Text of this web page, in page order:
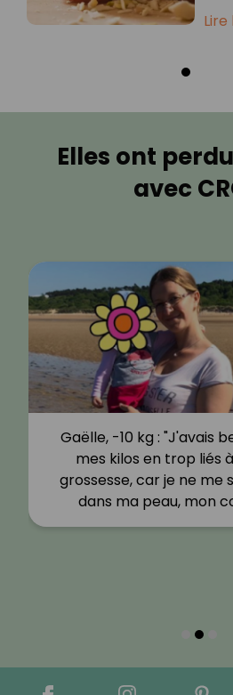
Lire
Elles ont
avec
Gaëlle, -10 kg : "J'avais
mes kilos en trop liés
grossesse, car je ne me
dans ma peau, mon